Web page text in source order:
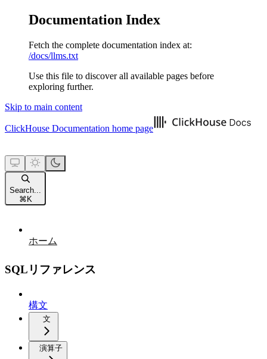
Documentation Index
Fetch the complete documentation index at:
/docs/llms.txt
Use this file to discover all available pages before
exploring further.
Skip to main content
ClickHouse Documentation home page
Search...
⌘ K
ホーム
SQLリファレンス
構文
文
演算子